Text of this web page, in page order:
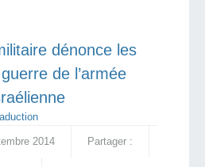
dénonce les
de l’armée
2014 Partager :